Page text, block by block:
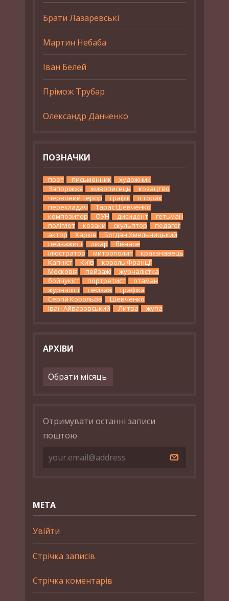
Брати Лазаревські
Мартин Небаба
Іван Белей
Прімож Трубар
Олександр Данченко
ПОЗНАЧКИ
поет письменник
художник
Запоріжжя
живописець
козацтво
червоний терор
графік
історик
перекладач
Тарас Шевченко
композитор
ОУН дисидент
гетьман
поліглот
козаки скульптор
педагог
актор
Харків
Богдан Хмельницький
пейзажист
лікар
бієнале
ілюстратор
митрополит
краєзнавець
Капніст
Київ
король Франції
Московія
пейзажі
журналістка
бойчукіст
портретист
отаман
журналіст
пейзаж
графіка
Сергій Корольов
Шевченко
Іван Айвазовський
Литва жупа
АРХІВИ
Архіви
Отримувати останні записи
поштою
МЕТА
Увійти
Стрічка записів
Стрічка коментарів